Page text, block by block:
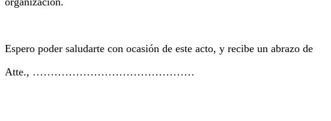
Espero poder saludarte con ocasión de este acto, y recibe un abrazo de
Atte., ………………………………………